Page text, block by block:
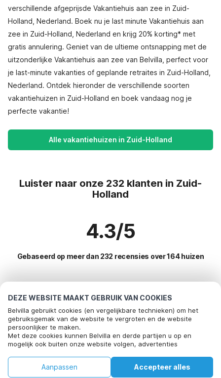
DEZE WEBSITE MAAKT GEBRUIK VAN COOKIES
Belvilla gebruikt cookies (en vergelijkbare technieken) om het
gebruiksgemak van de website te vergroten en de website
persoonlijker te maken.
Met deze cookies kunnen Belvilla en derde partijen u op en
mogelijk ook buiten onze website volgen, advertenties
social media.
Door op "accepteren" te klikken gaat u hiermee akkoord. Meer
Accepteer alles
Aanpassen
verschillende afgeprijsde Vakantiehuis aan zee in Zuid-
Holland, Nederland. Boek nu je last minute Vakantiehuis aan
zee in Zuid-Holland, Nederland en krijg 20% korting* met
gratis annulering. Geniet van de ultieme ontsnapping met de
uitzonderlijke Vakantiehuis aan zee van Belvilla, perfect voor
je last-minute vakanties of geplande retraites in Zuid-Holland,
Nederland. Ontdek hieronder de verschillende soorten
vakantiehuizen in Zuid-Holland en boek vandaag nog je
perfecte vakantie!
Alle vakantiehuizen in Zuid-Holland
Luister naar onze 232 klanten in Zuid-
Holland
4.3/5
Gebaseerd op meer dan 232 recensies over 164 huizen
Meest populaire bestemmingen voor
vakantie
Populaire voorzieningen voor vakantie in Zuid-holland
Vakantiehuis op een vakantiepark
Vakantie met hond - Huisdiervriendelijke vakantiehuizen
Kindvriendelijke vakantiehuizen
Top regio's met top voorzieningen voor vakantie
Vakantie met hond - Huisdiervriendelijke vakantiehuizen
nederlandse-kust
Top steden met top voorzieningen voor vakantie